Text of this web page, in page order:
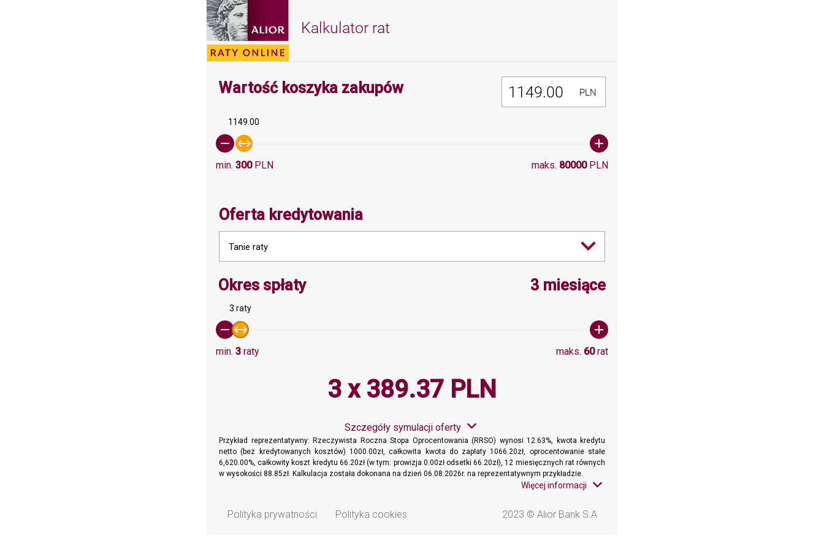
Kalkulator rat
Wartość koszyka zakupówMinimalna wartość 300, Maksymalna wartośc: 80000
PLN
1149.00
min. 300PLN maks. 80000PLN
Oferta kredytowania
Tanie raty
Okres spłatyMinimalna wartość 3, Maksymalna wartośc: 60
3 miesiące
3 raty
min. 3 raty maks. 60rat
3 x 389.37 PLN
Szczegóły symulacji oferty
Przykład reprezentatywny: Rzeczywista Roczna Stopa Oprocentowania (RRSO) wynosi 12.63%, kwota kredytu
netto (bez kredytowanych kosztów) 1000.00zł, całkowita kwota do zapłaty 1066.20zł, oprocentowanie stałe
6,620.00%, całkowity koszt kredytu 66.20zł (w tym: prowizja 0.00zł odsetki 66.20zł), 12 miesięcznych rat równych
w wysokości 88.85zł. Kalkulacja została dokonana na dzień 06.08.2026r. na reprezentatywnym przykładzie.
Więcej informacji
Polityka prywatności Polityka cookies 2023 © Alior Bank S.A